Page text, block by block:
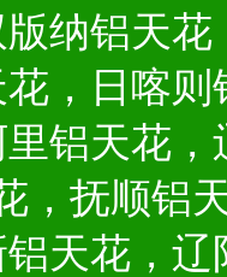
纳铝天
花，日喀
铝天花
，抚顺铝
天花，